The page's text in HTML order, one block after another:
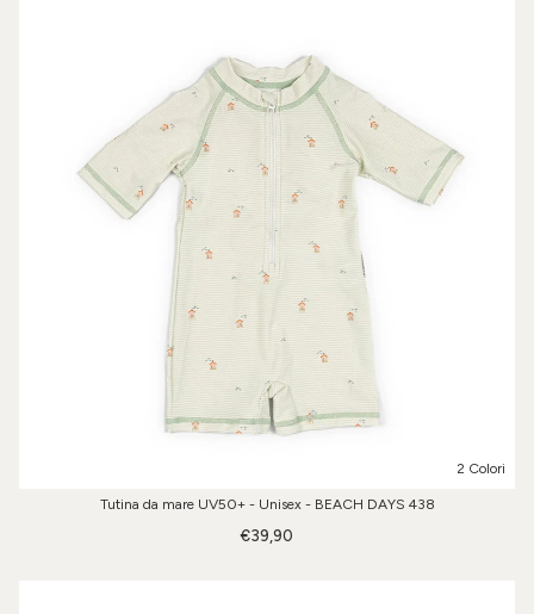
2 Colori
Tutina da mare UV50+ - Unisex - BEACH DAYS 438
€39,90